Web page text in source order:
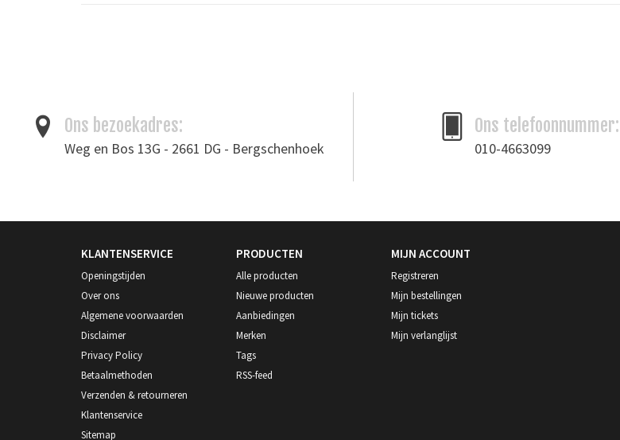
Ons bezoekadres:
Weg en Bos 13G - 2661 DG - Bergschenhoek
Ons telefoonnummer:
010-4663099
KLANTENSERVICE
Openingstijden
Over ons
Algemene voorwaarden
Disclaimer
Privacy Policy
Betaalmethoden
Verzenden & retourneren
Klantenservice
Sitemap
PRODUCTEN
Alle producten
Nieuwe producten
Aanbiedingen
Merken
Tags
RSS-feed
MIJN ACCOUNT
Registreren
Mijn bestellingen
Mijn tickets
Mijn verlanglijst